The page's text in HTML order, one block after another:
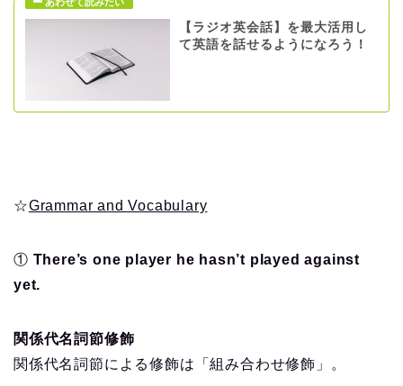
【ラジオ英会話】を最大活用し
て英語を話せるようになろう！
☆Grammar and Vocabulary
① There’s one player he hasn’t played against
yet.
関係代名詞節修飾
関係代名詞節による修飾は「組み合わせ修飾」。